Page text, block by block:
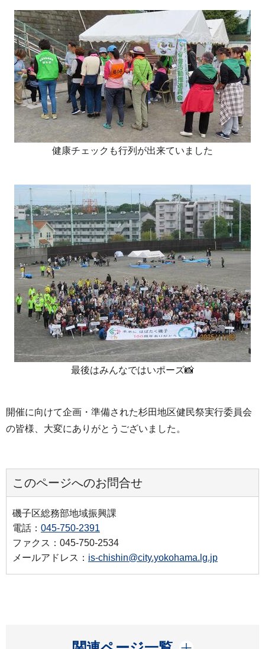
健康チェックも行列が出来ていました
最後はみんなではいポーズ📸
開催に向けて企画・準備された杉田地区健民祭実行委員会
の皆様、大変にありがとうございました。
このページへのお問合せ
磯子区総務部地域振興課
電話： 045-750-2391
ファクス：045-750-2534
メールアドレス： is-chishin@city.yokohama.lg.jp
開く